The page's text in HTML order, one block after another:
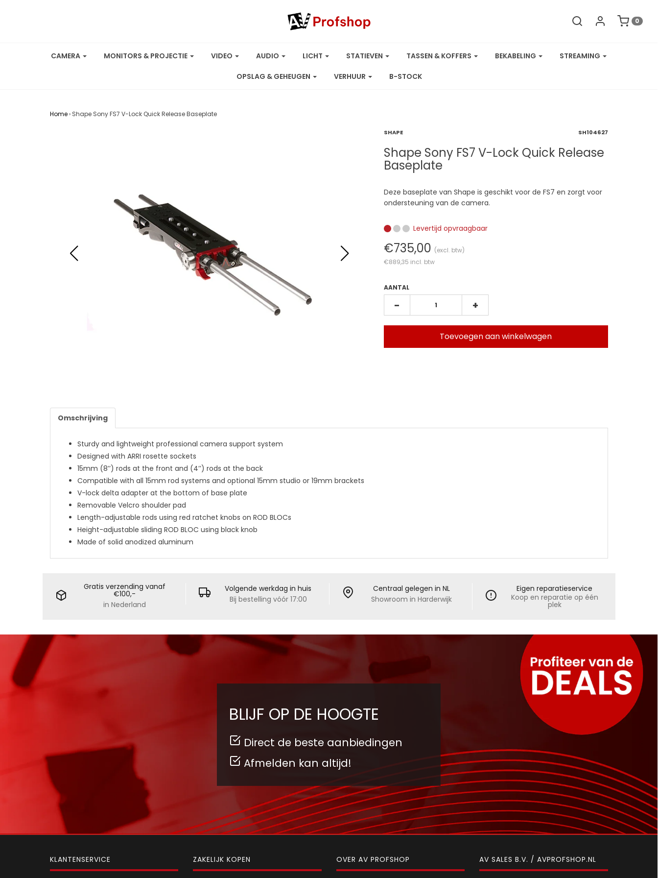
0
CAMERA MONITORS & PROJECTIE VIDEO AUDIO LICHT STATIEVEN TASSEN & KOFFERS BEKABELING STREAMING
OPSLAG & GEHEUGEN VERHUUR B-STOCK
Home › Shape Sony FS7 V-Lock Quick Release Baseplate
SHAPE SH104627
Shape Sony FS7 V-Lock Quick Release
Baseplate
Deze baseplate van Shape is geschikt voor de FS7 en zorgt voor
ondersteuning van de camera.
Levertijd opvraagbaar
€735,00 (excl. btw)
€889,35 incl. btw
AANTAL
- +
Toevoegen aan winkelwagen
Omschrijving
Sturdy and lightweight professional camera support system
Designed with ARRI rosette sockets
15mm (8’’) rods at the front and (4’’) rods at the back
Compatible with all 15mm rod systems and optional 15mm studio or 19mm brackets
V-lock delta adapter at the bottom of base plate
Removable Velcro shoulder pad
Length-adjustable rods using red ratchet knobs on ROD BLOCs
Height-adjustable sliding ROD BLOC using black knob
Made of solid anodized aluminum
Gratis verzending vanaf
€100,-
in Nederland
Volgende werkdag in huis
Bij bestelling vóór 17:00
Centraal gelegen in NL
Showroom in Harderwijk
Eigen reparatieservice
Koop en reparatie op één
plek
BLIJF OP DE HOOGTE
Direct de beste aanbiedingen
Afmelden kan altijd!
KLANTENSERVICE ZAKELIJK KOPEN OVER AV PROFSHOP AV SALES B.V. / AVPROFSHOP.NL